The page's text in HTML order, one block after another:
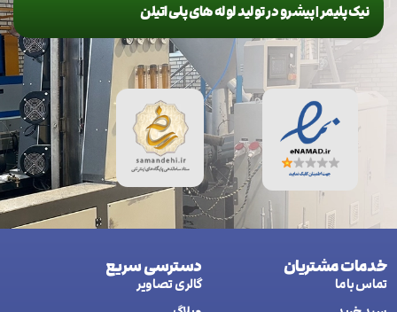
نیک پلیمر | پیشرو در تولید لوله های پلی اتیلن
خدمات مشتریان
تماس با ما
دسترسی سریع
گالری تصاویر